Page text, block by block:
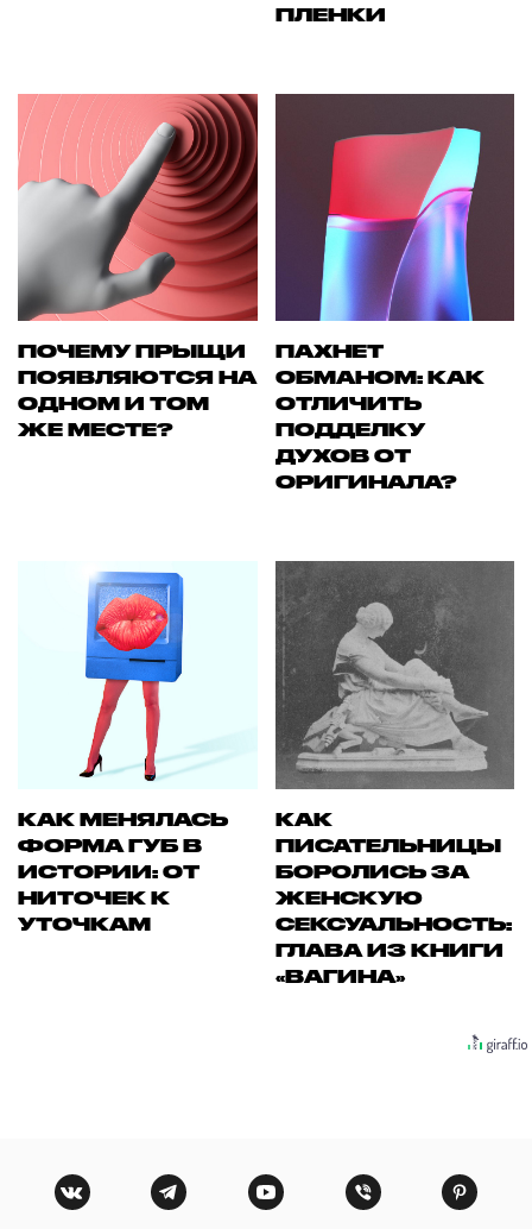
ПЛЕНКИ
ПОЧЕМУ ПРЫЩИ
ПОЯВЛЯЮТСЯ НА
ОДНОМ И ТОМ
ЖЕ МЕСТЕ?
ПАХНЕТ
ОБМАНОМ: КАК
ОТЛИЧИТЬ
ПОДДЕЛКУ
ДУХОВ ОТ
ОРИГИНАЛА?
КАК МЕНЯЛАСЬ
ФОРМА ГУБ В
ИСТОРИИ: ОТ
НИТОЧЕК К
УТОЧКАМ
КАК
ПИСАТЕЛЬНИЦЫ
БОРОЛИСЬ ЗА
ЖЕНСКУЮ
СЕКСУАЛЬНОСТЬ:
ГЛАВА ИЗ КНИГИ
«ВАГИНА»